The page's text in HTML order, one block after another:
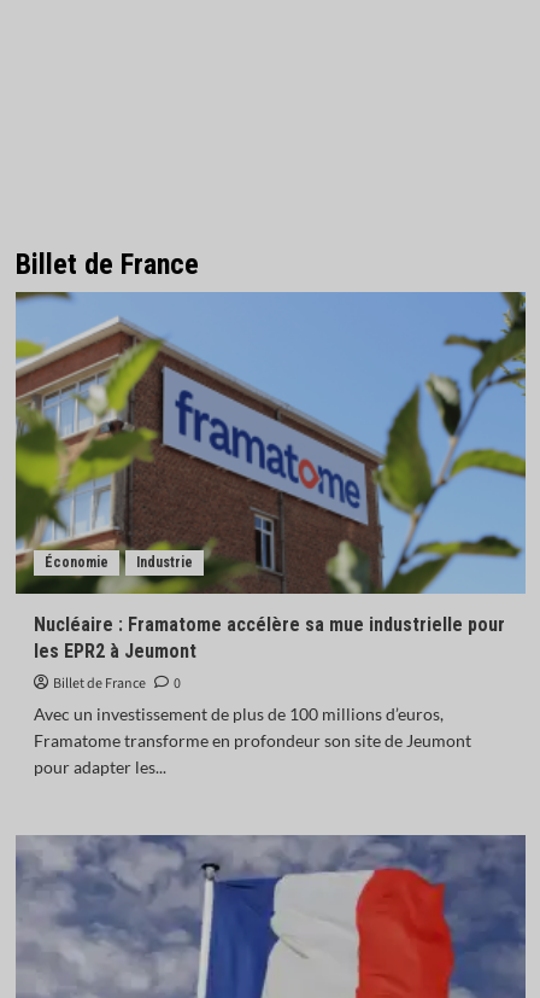
Billet de France
Économie Industrie
Nucléaire : Framatome accélère sa mue industrielle pour
les EPR2 à Jeumont
Billet de France
0
Avec un investissement de plus de 100 millions d’euros,
Framatome transforme en profondeur son site de Jeumont
pour adapter les...